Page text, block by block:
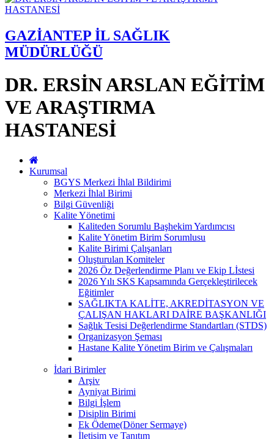
GAZİANTEP İL SAĞLIK
MÜDÜRLÜĞÜ
DR. ERSİN ARSLAN EĞİTİM
VE ARAŞTIRMA
HASTANESİ
Kurumsal
BGYS Merkezi İhlal Bildirimi
Merkezi İhlal Birimi
Bilgi Güvenliği
Kalite Yönetimi
Kaliteden Sorumlu Başhekim Yardımcısı
Kalite Yönetim Birim Sorumlusu
Kalite Birimi Çalışanları
Oluşturulan Komiteler
2026 Öz Değerlendirme Planı ve Ekip Lİstesi
2026 Yılı SKS Kapsamında Gerçekleştirilecek
Eğitimler
SAĞLIKTA KALİTE, AKREDİTASYON VE
ÇALIŞAN HAKLARI DAİRE BAŞKANLIĞI
Sağlık Tesisi Değerlendirme Standartları (STDS)
Organizasyon Şeması
Hastane Kalite Yönetim Birim ve Çalışmaları
İdari Birimler
Arşiv
Ayniyat Birimi
Bilgi İşlem
Disiplin Birimi
Ek Ödeme(Döner Sermaye)
İletişim ve Tanıtım